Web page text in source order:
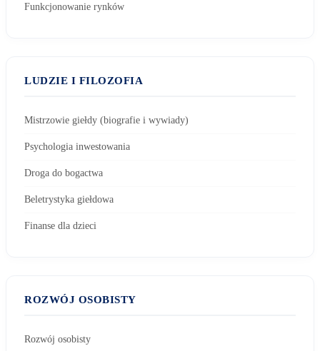
Funkcjonowanie rynków
LUDZIE I FILOZOFIA
Mistrzowie giełdy (biografie i wywiady)
Psychologia inwestowania
Droga do bogactwa
Beletrystyka giełdowa
Finanse dla dzieci
ROZWÓJ OSOBISTY
Rozwój osobisty